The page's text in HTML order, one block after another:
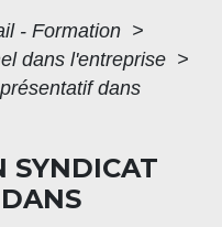
- Formation >
dans l'entreprise >
dans
SYNDICAT